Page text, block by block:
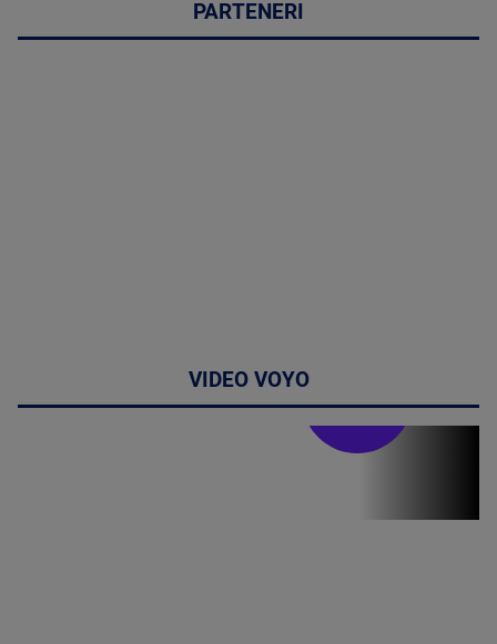
PARTENERI
VIDEO VOYO